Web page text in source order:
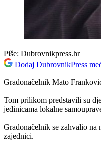
Piše: Dubrovnikpress.hr
Dodaj DubrovnikPress
Gradonačelnik Mato
Tom prilikom predstavili su
jedinicama lokalne
Gradonačelnik se zahvalio
zajednici.